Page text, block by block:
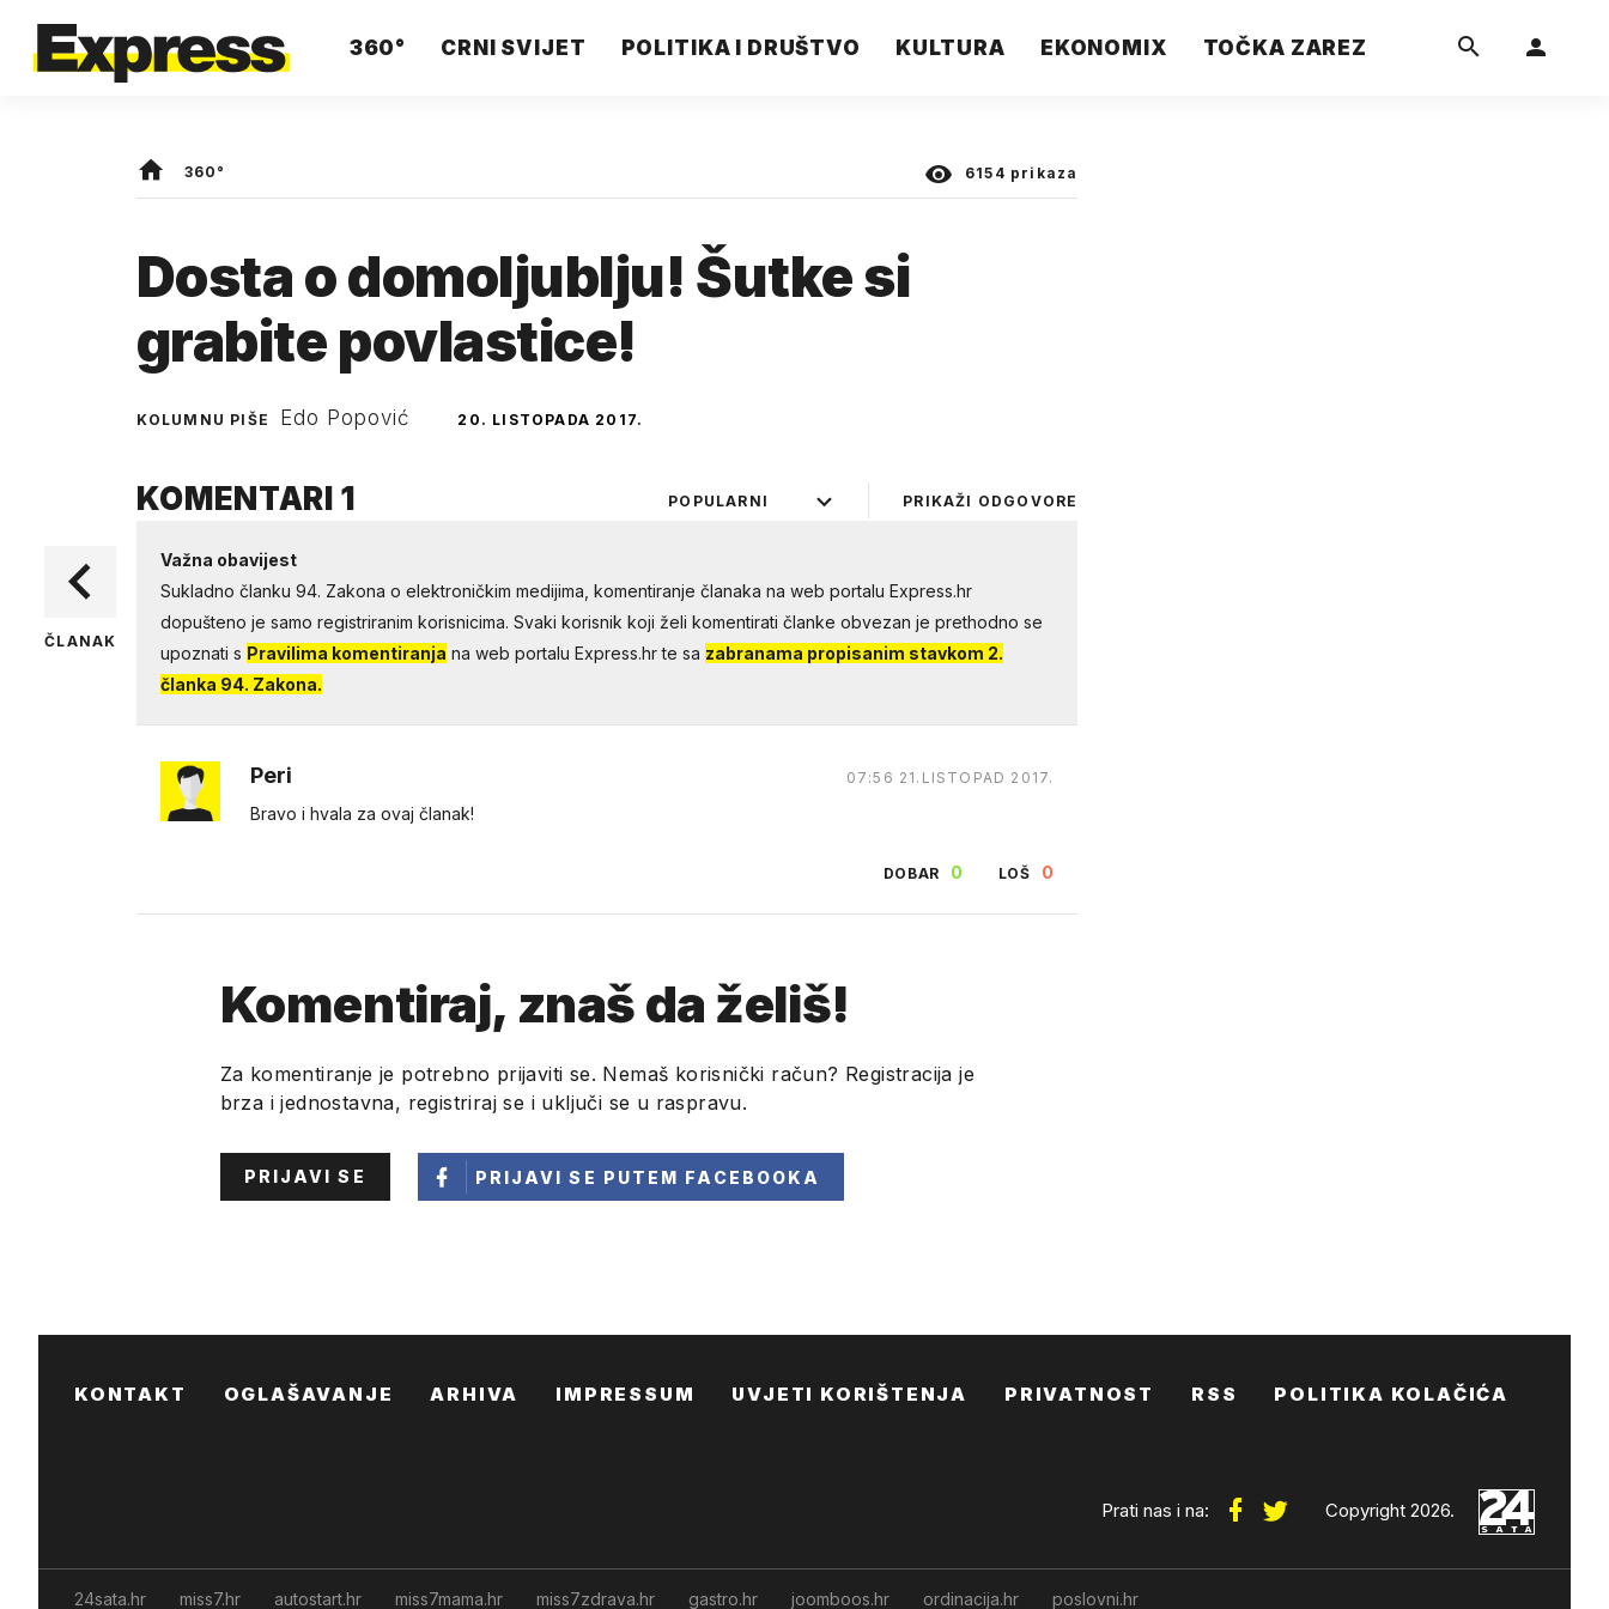
360° CRNI SVIJET POLITIKA I DRUŠTVO KULTURA EKONOMIX TOČKA ZAREZ
360° 6154 prikaza
Dosta o domoljublju! Šutke si
grabite povlastice!
KOLUMNU PIŠE Edo Popović 20. LISTOPADA 2017.
ČLANAK
KOMENTARI 1 PRIKAŽI ODGOVORE
POPULARNI
Važna obavijest
Sukladno članku 94. Zakona o elektroničkim medijima, komentiranje članaka na web portalu Express.hr
dopušteno je samo registriranim korisnicima. Svaki korisnik koji želi komentirati članke obvezan je prethodno se
upoznati s Pravilima komentiranja na web portalu Express.hr te sa zabranama propisanim stavkom 2.
članka 94. Zakona.
Peri 07:56 21.LISTOPAD 2017.
Bravo i hvala za ovaj članak!
DOBAR 0 LOŠ 0
Komentiraj, znaš da želiš!
Za komentiranje je potrebno prijaviti se. Nemaš korisnički račun? Registracija je
brza i jednostavna, registriraj se i uključi se u raspravu.
PRIJAVI SE PRIJAVI SE PUTEM FACEBOOKA
KONTAKT OGLAŠAVANJE ARHIVA IMPRESSUM UVJETI KORIŠTENJA PRIVATNOST RSS POLITIKA KOLAČIĆA
Prati nas i na: Copyright 2026.
24sata.hr miss7.hr autostart.hr miss7mama.hr miss7zdrava.hr gastro.hr joomboos.hr ordinacija.hr
poslovni.hr